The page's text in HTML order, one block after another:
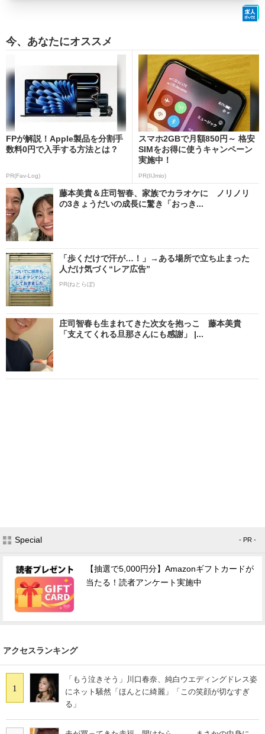
今、あなたにオススメ
FPが解説！Apple製品を分割手
数料0円で入手する方法とは？
PR(Fav-Log)
スマホ2GBで月額850円～ 格安
SIMをお得に使うキャンペーン
実施中！
PR(IIJmio)
藤本美貴＆庄司智春、家族でカラオケに ノリノリ
の3きょうだいの成長に驚き「おっき...
「歩くだけで汗が…！」→ある場所で立ち止まった
人だけ気づく“レア広告”
PR(ねとらぼ)
庄司智春も生まれてきた次女を抱っこ 藤本美貴
「支えてくれる旦那さんにも感謝」 |...
Special - PR -
【抽選で5,000円分】Amazonギフトカードが
当たる！読者アンケート実施中
アクセスランキング
1
「もう泣きそう」川口春奈、純白ウエディングドレス姿
にネット騒然「ほんとに綺麗」「この笑顔が切なすぎ
る」